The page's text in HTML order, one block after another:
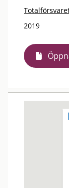
2019